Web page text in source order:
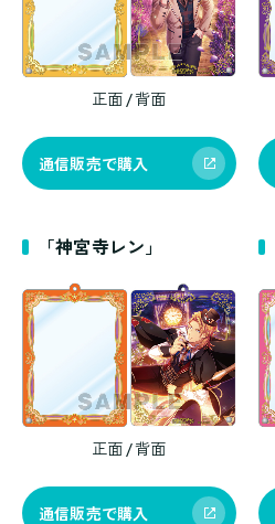
正面 / 背面
通信販売で購入
「神宮寺レン」
正面 / 背面
通信販売で購入